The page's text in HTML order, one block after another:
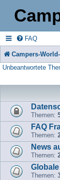
FAQ
Campers-
Unbeantwortete
Themen:
FAQ
Themen:
News
Themen:
Themen: